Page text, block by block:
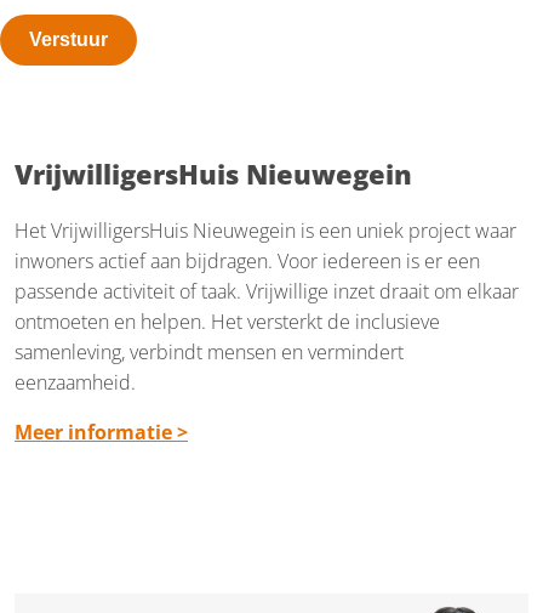
VrijwilligersHuis Nieuwegein
Het VrijwilligersHuis Nieuwegein is een uniek project waar
inwoners actief aan bijdragen. Voor iedereen is er een
passende activiteit of taak. Vrijwillige inzet draait om elkaar
ontmoeten en helpen. Het versterkt de inclusieve
samenleving, verbindt mensen en vermindert
eenzaamheid.
Meer informatie >